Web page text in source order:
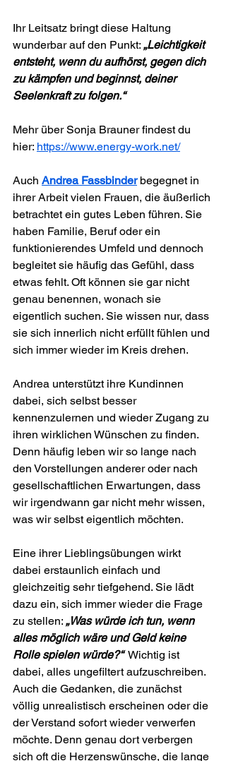
Ihr Leitsatz bringt diese Haltung
wunderbar auf den Punkt: „Leichtigkeit
entsteht, wenn du aufhörst, gegen dich
zu kämpfen und beginnst, deiner
Seelenkraft zu folgen.“
Mehr über Sonja Brauner findest du
hier: https://www.energy-work.net/
Auch Andrea Fassbinder begegnet in
ihrer Arbeit vielen Frauen, die äußerlich
betrachtet ein gutes Leben führen. Sie
haben Familie, Beruf oder ein
funktionierendes Umfeld und dennoch
begleitet sie häufig das Gefühl, dass
etwas fehlt. Oft können sie gar nicht
genau benennen, wonach sie
eigentlich suchen. Sie wissen nur, dass
sie sich innerlich nicht erfüllt fühlen und
sich immer wieder im Kreis drehen.
Andrea unterstützt ihre Kundinnen
dabei, sich selbst besser
kennenzulernen und wieder Zugang zu
ihren wirklichen Wünschen zu finden.
Denn häufig leben wir so lange nach
den Vorstellungen anderer oder nach
gesellschaftlichen Erwartungen, dass
wir irgendwann gar nicht mehr wissen,
was wir selbst eigentlich möchten.
Eine ihrer Lieblingsübungen wirkt
dabei erstaunlich einfach und
gleichzeitig sehr tiefgehend. Sie lädt
dazu ein, sich immer wieder die Frage
zu stellen: „Was würde ich tun, wenn
alles möglich wäre und Geld keine
Rolle spielen würde?“ Wichtig ist
dabei, alles ungefiltert aufzuschreiben.
Auch die Gedanken, die zunächst
völlig unrealistisch erscheinen oder die
der Verstand sofort wieder verwerfen
möchte. Denn genau dort verbergen
sich oft die Herzenswünsche, die lange